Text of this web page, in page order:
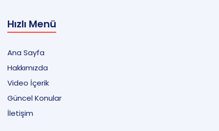
Hızlı Menü
Ana Sayfa
Hakkımızda
Video İçerik
Güncel Konular
İletişim